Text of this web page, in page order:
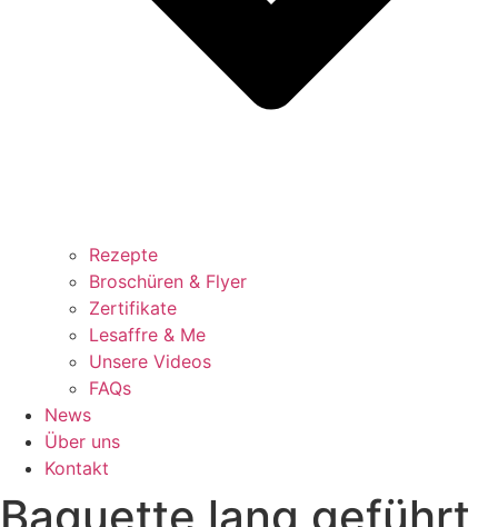
Rezepte
Broschüren & Flyer
Zertifikate
Lesaffre & Me
Unsere Videos
FAQs
News
Über uns
Kontakt